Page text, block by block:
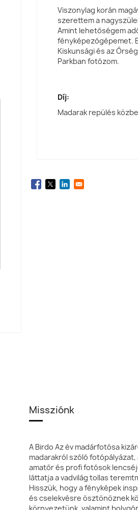
Viszonylag korán
szerettem a
Amint lehetőségem
fényképezőgépemet.
Kiskunsági és az
Parkban fotózom.
Díj:
Madarak repülés
Missziónk
A Birdo Az év madárfotósa
madarakról szóló fotópályázat,
amatőr és profi fotósok
láttatja a vadvilág tollas
Hisszük, hogy a fényképek
és cselekvésre ösztönöznek
környezetünk, valamint